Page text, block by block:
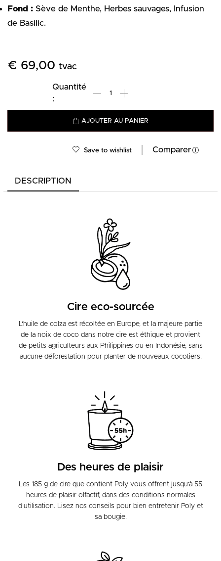
Fond : Sève de Menthe, Herbes sauvages,
Infusion
de Basilic.
€ 69,00 tvac
AJOUTER AU PANIER
Save to wishlist Comparer
DESCRIPTION
Cire eco-sourcée
L'huile de colza est récoltée en Europe, et la majeure partie
de la noix de coco dans notre cire est éthique et provient
de petits agriculteurs aux Philippines ou en Indonésie, sans
aucune déforestation pour planter de nouveaux cocotiers.
Des heures de plaisir
Les 185 g de cire que contient Poly vous offrent jusqu'à 55
heures de plaisir olfactif, dans des conditions normales
d'utilisation. Lisez nos conseils pour bien entretenir Poly et
sa bougie.